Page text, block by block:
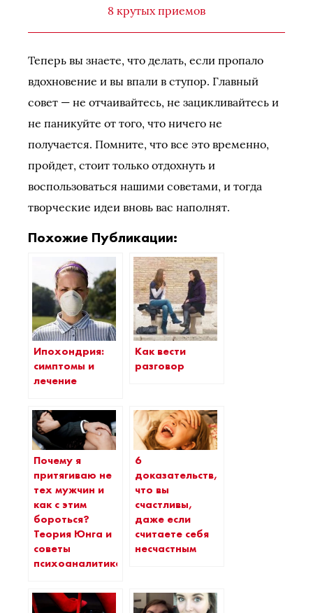
8 крутых приемов
Теперь вы знаете, что делать, если пропало
вдохновение и вы впали в ступор. Главный
совет — не отчаивайтесь, не зацикливайтесь и
не паникуйте от того, что ничего не
получается. Помните, что все это временно,
пройдет, стоит только отдохнуть и
воспользоваться нашими советами, и тогда
творческие идеи вновь вас наполнят.
Похожие Публикации:
Ипохондрия:
симптомы и
лечение
Как вести
разговор
Почему я
притягиваю не
тех мужчин и
как с этим
бороться?
Теория Юнга и
советы
психоаналитика
6
доказательств,
что вы
счастливы,
даже если
считаете себя
несчастным